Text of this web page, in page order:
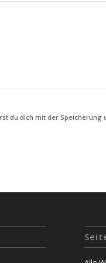
du dich mit der Speicherung